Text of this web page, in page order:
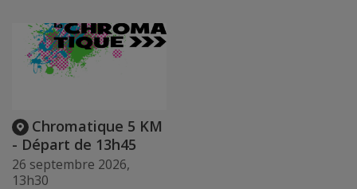
Chromatique 5 KM
- Départ de 13h45
26 septembre 2026,
13h30